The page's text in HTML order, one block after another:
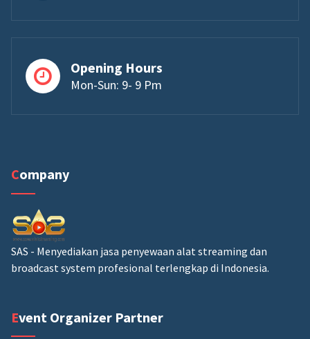
Opening Hours
Mon-Sun: 9- 9 Pm
Company
SAS - Menyediakan jasa penyewaan alat streaming dan
broadcast system profesional terlengkap di Indonesia.
Event Organizer Partner